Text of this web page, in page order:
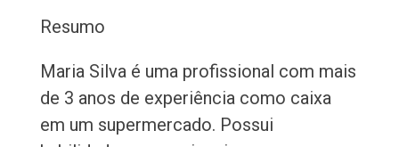
Resumo
Maria Silva é uma profissional com mais
de 3 anos de experiência como caixa
em um supermercado. Possui